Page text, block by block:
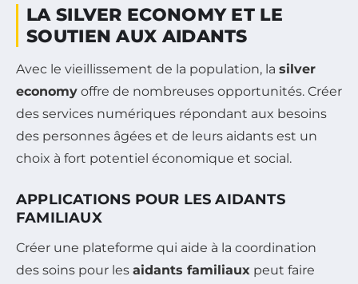
LA SILVER ECONOMY ET LE
SOUTIEN AUX AIDANTS
Avec le vieillissement de la population, la silver
economy offre de nombreuses opportunités. Créer
des services numériques répondant aux besoins
des personnes âgées et de leurs aidants est un
choix à fort potentiel économique et social.
APPLICATIONS POUR LES AIDANTS
FAMILIAUX
Créer une plateforme qui aide à la coordination
des soins pour les aidants familiaux peut faire